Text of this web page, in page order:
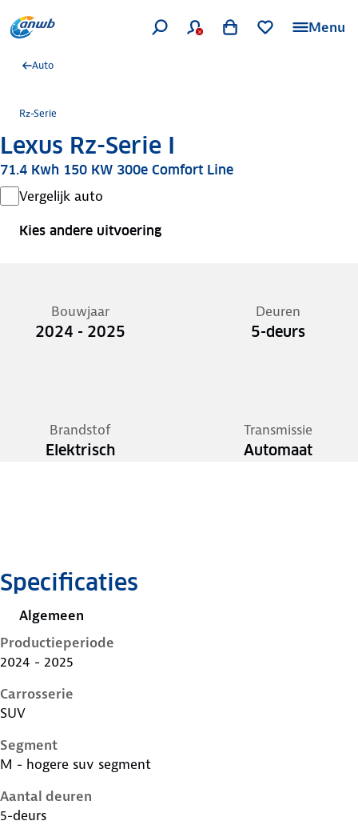
Menu
Auto
Rz-Serie
Lexus Rz-Serie I
71.4 Kwh 150 KW 300e Comfort Line
Vergelijk auto
Kies andere uitvoering
Bouwjaar
2024 - 2025
Deuren
5-deurs
Brandstof
Elektrisch
Transmissie
Automaat
Specificaties
Algemeen
Productieperiode
2024 - 2025
Carrosserie
SUV
Segment
M - hogere suv segment
Aantal deuren
5-deurs